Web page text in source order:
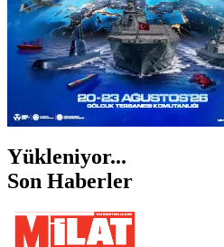
Yükleniyor...
Son Haberler